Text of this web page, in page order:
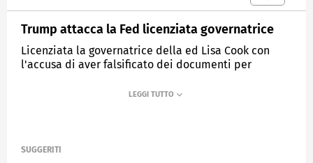
Trump attacca la Fed licenziata governatrice
Licenziata la governatrice della ed Lisa Cook con
l'accusa di aver falsificato dei documenti per
SUGGERITI